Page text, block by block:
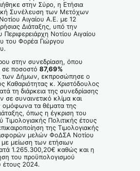
στην Σύρο, η Ετήσια
Συνέλευση των Μετόχων
Αιγαίου Α.Ε. με 12
Διάταξης, υπό την
Περιφερειάρχη Νοτίου Αιγαίου
του Φορέα Γιώργου
στην συνεδρίαση, όπου
ποσοστό 87,69%
των Δήμων, εκπροσώπησε ο
Καθαριότητας κ. Χριστόδουλος
τη διάρκεια της συνεδρίασης
σε συναινετικό κλίμα και
ομόφωνα τα θέματα της
όπως η έγκριση του
Τιμολογιακής Πολιτικής έτους
της Τιμολογιακής
μελών ΦοΔΣΑ Νοτίου
με μείωση των ετήσιων
1.265.300,20€ καθώς και η
του προϋπολογισμού
έτους 2024.